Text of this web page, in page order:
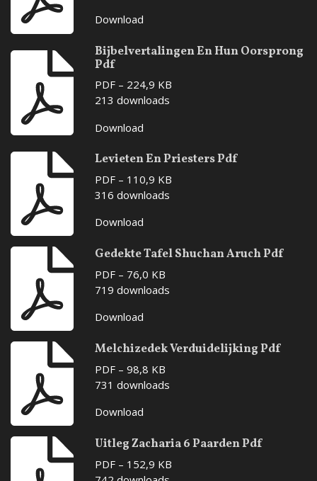
Download
Bijbelvertalingen En Hun Oorsprong
Pdf
PDF – 224,9 KB
213 downloads
Download
Levieten En Priesters Pdf
PDF – 110,9 KB
316 downloads
Download
Gedekte Tafel Shuchan Aruch Pdf
PDF – 76,0 KB
719 downloads
Download
Melchizedek Verduidelijking Pdf
PDF – 98,8 KB
731 downloads
Download
Uitleg Zacharia 6 Paarden Pdf
PDF – 152,9 KB